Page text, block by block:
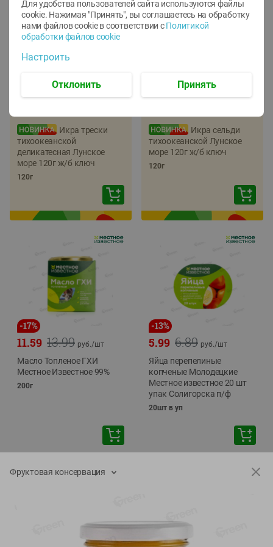
22%
Икра трески
тихоокеанской
деликатесная Лунское
море 120г ж/б ключ
120г
-17%
Икра сельди
тихоокеанской Лунское
море 120г ж/б ключ
120г
-17%
13.99
11.59 руб./шт
Масло Топленое ГХИ
Местное Известное 99%
200г
-13%
6.89
5.99 руб./шт
Яйца перепелиные
копченые Молодецкие
Местное известное 20 шт
упак Солигорска п/ф
20шт в уп
Фруктовая консервация
Для удобства пользователей сайта используются файлы
cookie. Нажимая "Принять", вы соглашаетесь на обработку
нами файлов cookie в соответствии с Политикой
обработки файлов cookie
Настроить
Отклонить Принять